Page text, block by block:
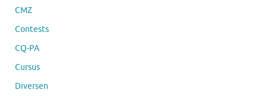
CMZ
Contests
CQ-PA
Cursus
Diversen